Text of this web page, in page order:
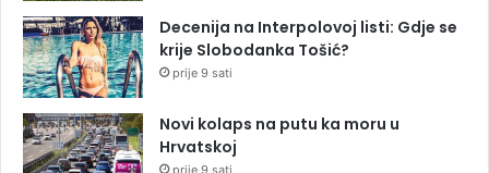
Decenija na Interpolovoj listi: Gdje se
krije Slobodanka Tošić?
prije 9 sati
Novi kolaps na putu ka moru u
Hrvatskoj
prije 9 sati